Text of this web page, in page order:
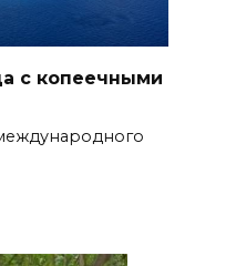
с копеечными